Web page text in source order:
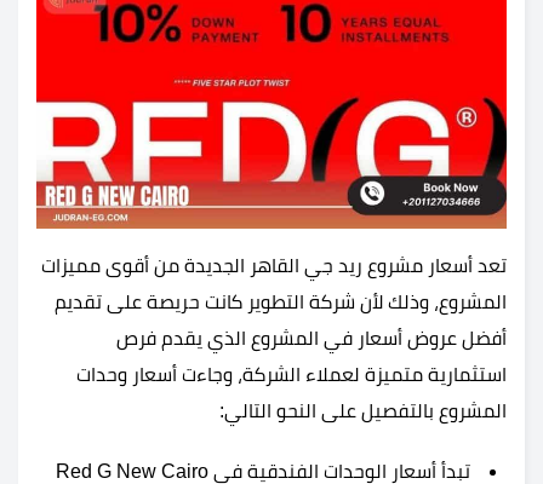
تعد أسعار مشروع ريد جي القاهر الجديدة من أقوى مميزات
المشروع، وذلك لأن شركة التطوير كانت حريصة على تقديم
أفضل عروض أسعار في المشروع الذي يقدم فرص
استثمارية متميزة لعملاء الشركة، وجاءت أسعار وحدات
المشروع بالتفصيل على النحو التالي:
تبدأ أسعار الوحدات الفندقية في Red G New Cairo